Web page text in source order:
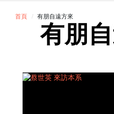
首頁 有朋自遠方來
有朋